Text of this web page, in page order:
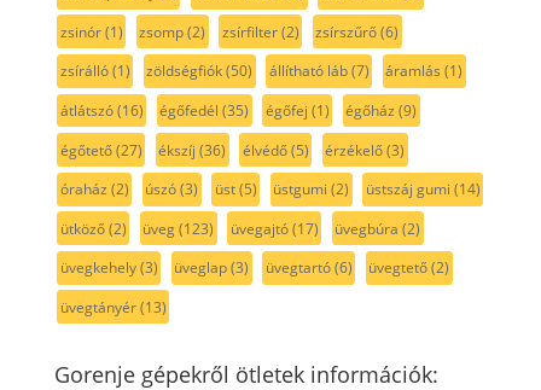
zsinór(1) zsomp(2) zsírfilter(2) zsírszűrő(6)
zsírálló(1) zöldségfiók(50) állítható láb(7) áramlás (1)
átlátszó(16) égőfedél (35) égőfej (1) égőház (9)
égőtető(27) ékszíj (36) élvédő(5) érzékelő(3)
óraház (2) úszó(3) üst(5) üstgumi (2) üstszáj gumi (14)
ütköző(2) üveg(123) üvegajtó(17) üvegbúra (2)
üvegkehely(3) üveglap(3) üvegtartó(6) üvegtető(2)
üvegtányér(13)
Gorenje gépekről ötletek információk: